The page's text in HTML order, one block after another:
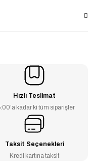
Hızlı Teslimat
kadar ki tüm siparişler
Taksit Seçenekleri
Kredi kartına taksit